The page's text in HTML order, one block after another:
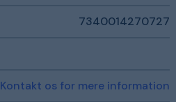
7340014270727
Kontakt os for mere information